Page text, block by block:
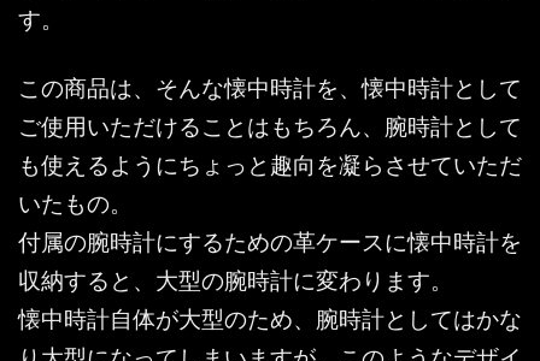
す。
この商品は、そんな懐中時計を、懐中時計として
ご使用いただけることはもちろん、腕時計として
も使えるようにちょっと趣向を凝らさせていただ
いたもの。
付属の腕時計にするための革ケースに懐中時計を
収納すると、大型の腕時計に変わります。
懐中時計自体が大型のため、腕時計としてはかな